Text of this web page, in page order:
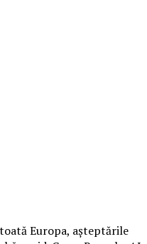
Europa, așteptările